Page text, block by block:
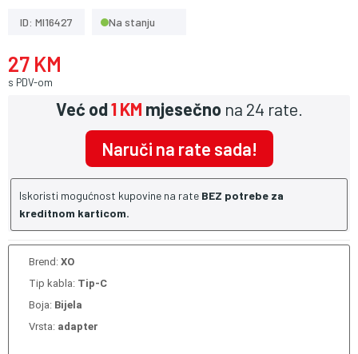
ID: MI16427 Na stanju
27 KM
s PDV-om
Već od1 KM mjesečno na 24 rate.
Naruči na rate sada!
Iskoristi mogućnost kupovine na rate BEZ potrebe za
kreditnom karticom.
Brend: XO
Tip kabla: Tip-C
Boja: Bijela
Vrsta: adapter